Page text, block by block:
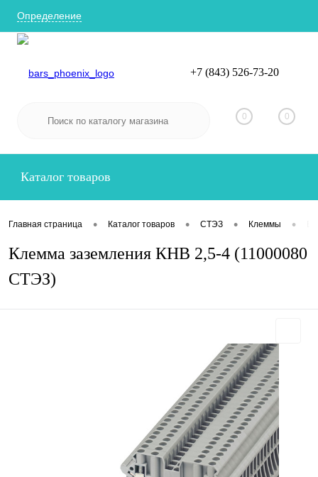
Определение
Вход
+7 (843) 526-73-20
0 0
Каталог товаров
Главная страница • Каталог товаров • СТЭЗ • Клеммы •
Клемма заземления КНВ 2,5-4 (11000080
СТЭЗ)